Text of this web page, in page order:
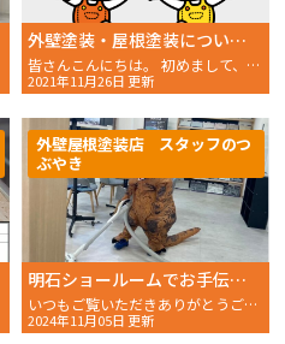
外壁塗装・屋根塗装についてのお悩みはおかちゃんペイントにご相談ください！
皆さんこんにちは。 初めまして、スタッフNです。 外壁・
2021年11月26日 更新
明石ショールームでお手伝い！外壁塗装、周年イベント開催中
いつもご覧いただきありがとうございます。 おかちゃんペイン
2024年11月05日 更新
外壁屋根塗装店 スタッフのつ
ぶやき